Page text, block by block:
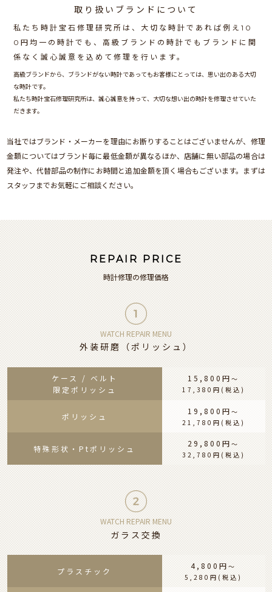
取り扱いブランドについて
私たち時計宝石修理研究所は、大切な時計であれば 例え10
0円均一の時計でも、高級ブランドの時計でも ブランドに関
係なく誠心誠意を込めて修理を行います。
高級ブランドから、ブランドがない時計であってもお客様にとっては、思い出のある大切
な時計です。
私たち時計宝石修理研究所は、誠心誠意を持って、大切な想い出の時計を修理させていた
だきます。
当社ではブランド・メーカーを理由にお断りすることはございませんが、修理
金額についてはブランド毎に最低金額が異なるほか、店舗に無い部品の場合は
発注や、代替部品の制作にお時間と追加金額を頂く場合もございます。まずは
スタッフまでお気軽にご相談ください。
REPAIR PRICE
時計修理の修理価格
WATCH REPAIR MENU
外装研磨（ポリッシュ）
ケース / ベルト
限定ポリッシュ
15,800円 〜
17,380円 (税込)
ポリッシュ
19,800円 〜
21,780円 (税込)
特殊形状・Ptポリッシュ
29,800円 〜
32,780円 (税込)
WATCH REPAIR MENU
ガラス交換
プラスチック
4,800円 〜
5,280円 (税込)